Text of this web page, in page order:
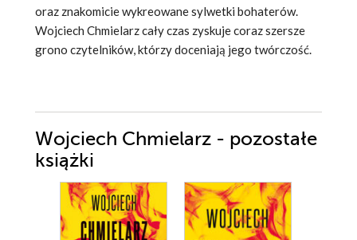
oraz znakomicie wykreowane sylwetki bohaterów.
Wojciech Chmielarz cały czas zyskuje coraz szersze
grono czytelników, którzy doceniają jego twórczość.
Wojciech Chmielarz - pozostałe
książki